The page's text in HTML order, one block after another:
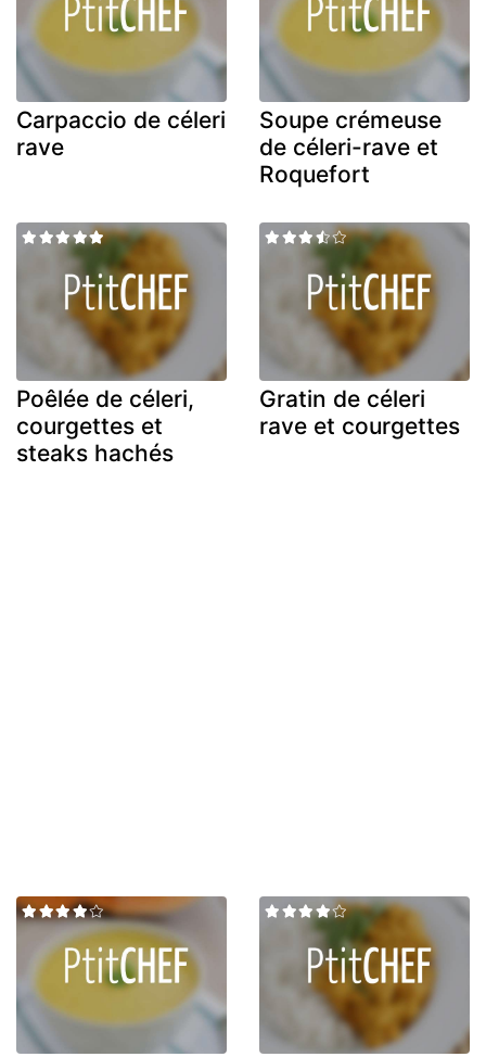
Carpaccio de céleri
rave
Soupe crémeuse
de céleri-rave et
Roquefort
Poêlée de céleri,
courgettes et
steaks hachés
Gratin de céleri
rave et courgettes